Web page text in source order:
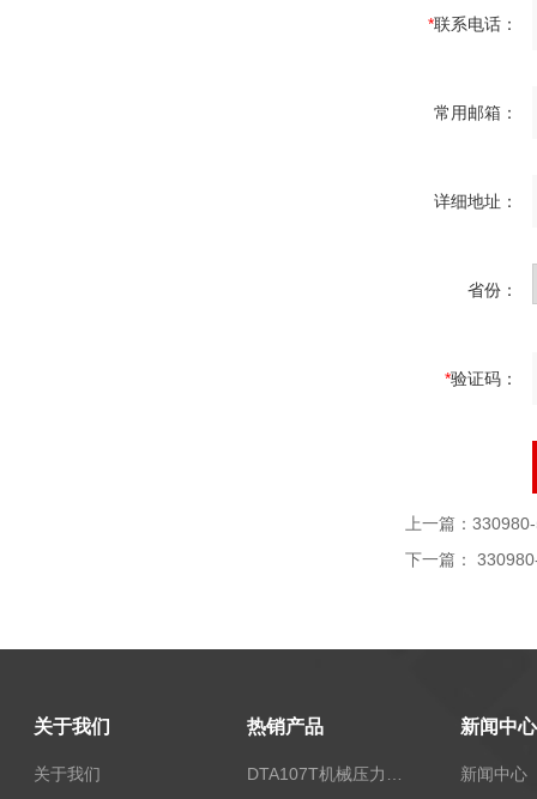
*联系电话：
常用邮箱：
详细地址：
省份：
*验证码：
上一篇：
下一篇：
关于我们
关于我们
热销产品 新闻中心
新闻中心